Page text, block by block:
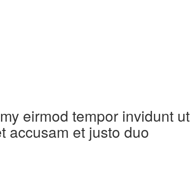
eirmod tempor invidunt ut
accusam et justo duo